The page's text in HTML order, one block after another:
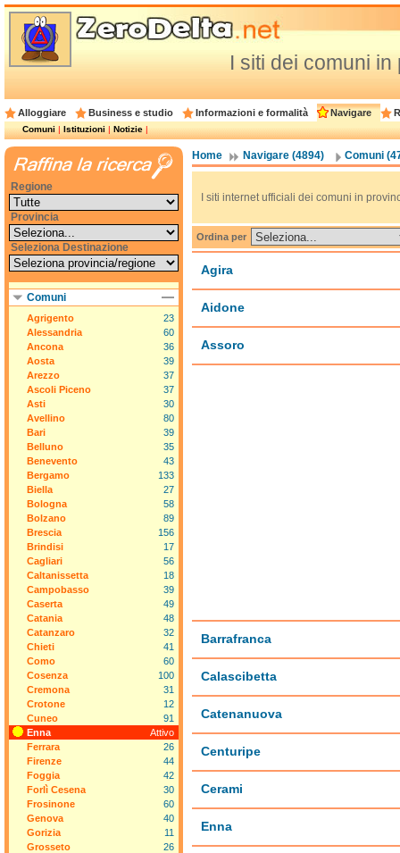
I siti dei comuni
Alloggiare Business e studio Informazioni e formalità Navigare
Comuni|Istituzioni|Notizie|
Home Navigare (4894) Comuni
I siti internet ufficiali dei comuni in
Ordina per
Agira
Aidone
Assoro
Barrafranca
Calascibetta
Catenanuova
Centuripe
Cerami
Enna
Regione
Provincia
Seleziona Destinazione
Comuni
Agrigento
23
Alessandria
60
Ancona
36
Aosta
39
Arezzo
37
Ascoli Piceno
37
Asti
30
Avellino
80
Bari
39
Belluno
35
Benevento
43
Bergamo
133
Biella
27
Bologna
58
Bolzano
89
Brescia
156
Brindisi
17
Cagliari
56
Caltanissetta
18
Campobasso
39
Caserta
49
Catania
48
Catanzaro
32
Chieti
41
Como
60
Cosenza
100
Cremona
31
Crotone
12
Cuneo
91
Enna
Attivo
Ferrara
26
Firenze
44
Foggia
42
Forlì Cesena
30
Frosinone
60
Genova
40
Gorizia
11
Grosseto
26